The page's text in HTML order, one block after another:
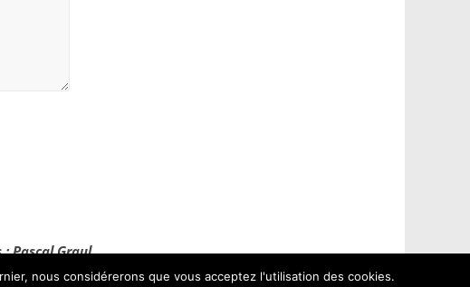
Pascal Graul
nous considérerons que vous acceptez l'utilisation des cookies.